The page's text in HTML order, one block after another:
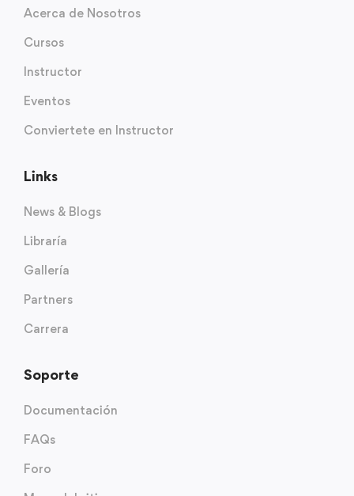
Acerca de Nosotros
Cursos
Instructor
Eventos
Conviertete en Instructor
Links
News & Blogs
Libraría
Gallería
Partners
Carrera
Soporte
Documentación
FAQs
Foro